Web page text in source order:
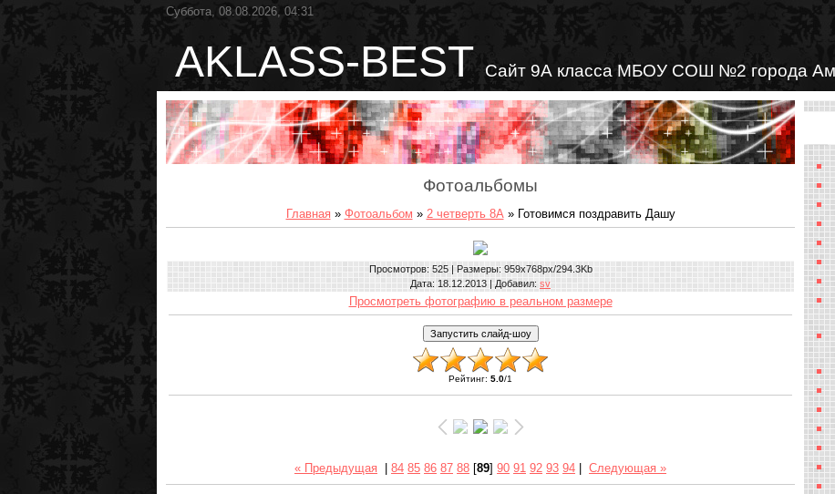
Суббота, 08.08.2026, 04:31
AKLASS-BEST Сайт 9А класса МБОУ СОШ №2 города
Фотоальбомы
Главная » Фотоальбом » 2 четверть 8А» Готовимся поздравить Дашу
Просмотров: 525 | Размеры: 959x768px/294.3Kb
Дата: 18.12.2013 | Добавил: sv
Просмотреть фотографию в реальном размере
Рейтинг: 5.0/1
« Предыдущая 84 85 86 87 88 [89] 90 91 92 93 94 Следующая »